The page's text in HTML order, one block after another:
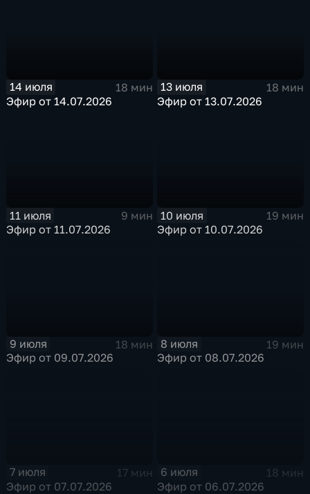
14 июля
18 мин
Эфир от 14.07.2026
13 июля
18 мин
Эфир от 13.07.2026
11 июля
9 мин
Эфир от 11.07.2026
10 июля
19 мин
Эфир от 10.07.2026
9 июля
18 мин
Эфир от 09.07.2026
8 июля
19 мин
Эфир от 08.07.2026
7 июля
17 мин
Эфир от 07.07.2026
6 июля
18 мин
Эфир от 06.07.2026